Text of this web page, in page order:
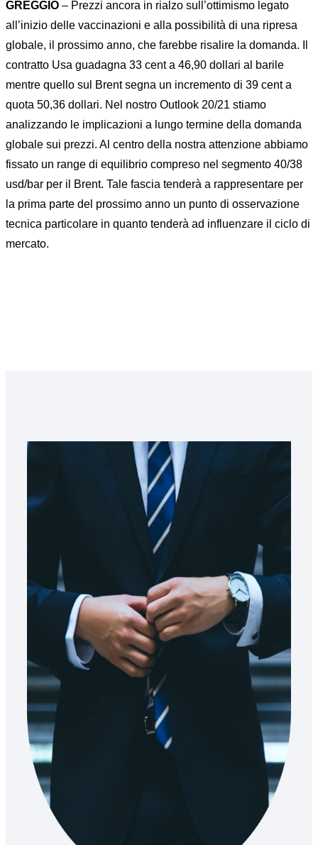
GREGGIO – Prezzi ancora in rialzo sull’ottimismo legato
all’inizio delle vaccinazioni e alla possibilità di una ripresa
globale, il prossimo anno, che farebbe risalire la domanda. Il
contratto Usa guadagna 33 cent a 46,90 dollari al barile
mentre quello sul Brent segna un incremento di 39 cent a
quota 50,36 dollari. Nel nostro Outlook 20/21 stiamo
analizzando le implicazioni a lungo termine della domanda
globale sui prezzi. Al centro della nostra attenzione abbiamo
fissato un range di equilibrio compreso nel segmento 40/38
usd/bar per il Brent. Tale fascia tenderà a rappresentare per
la prima parte del prossimo anno un punto di osservazione
tecnica particolare in quanto tenderà ad influenzare il ciclo di
mercato.